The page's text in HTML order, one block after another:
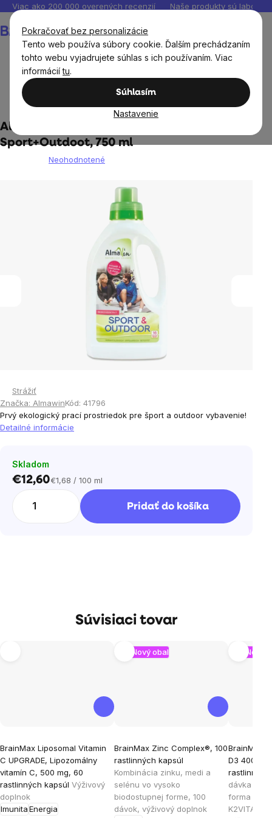
Pokračovať bez personalizácie
Tento web používa súbory cookie. Ďalším prechádzaním
tohto webu vyjadrujete súhlas s ich používaním. Viac
informáciítu.
Súhlasím
Nastavenie
Prejsť
obsah
Viac ako 200 000 overených recenzií Naše produkty sú
košík
Ekodrogéria
Prírodné a ekologické pracie
prostriedky
Almawin - Tekutý prací prostriedok
Sport+Outdoot, 750 ml
Neohodnotené
Strážiť
Značka: AlmawinKód: 41796
Prvý ekologický prací prostriedok pre šport a outdoor vybavenie!
Detailné informácie
Skladom
€12,60Jednotková
€1,68 / 100 ml
Pridať do košíka
Súvisiaci tovar
BrainMax Liposomal Vitamin
C UPGRADE, Lipozomálny
vitamín C, 500 mg, 60
rastlinných kapsúl Výživový
doplnok
ImunitaEnergia
hodnotenie
produktu
je
5,0
z
Nový obal
BrainMax Zinc Complex®, 100
rastlinných kapsúl
Kombinácia zinku, medi a
selénu vo vysoko
biodostupnej forme, 100
dávok, výživový doplnok
hodnotenie
produktu
je
4,8
z
Nový
BrainMax
D3 4000
dávka D3
forma K2
produktu
je
4,9
z